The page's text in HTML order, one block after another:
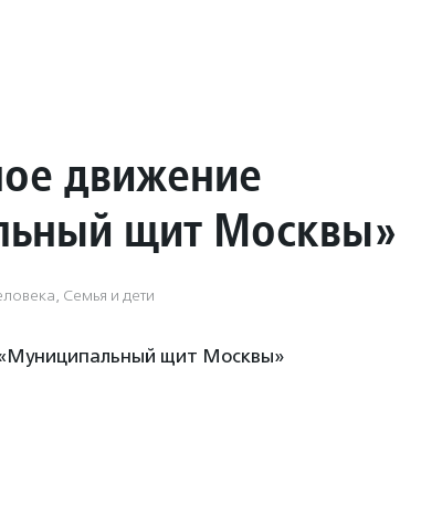
движение
щит Москвы»
Семья и дети
щит Москвы»